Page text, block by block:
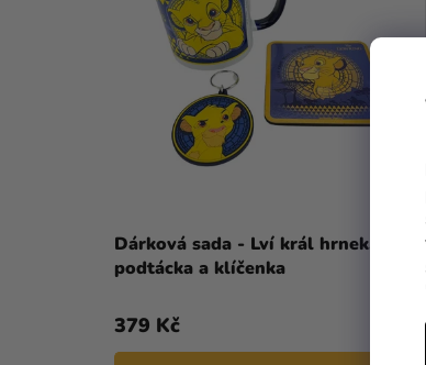
Dárková sada - Lví král hrnek,
podtácka a klíčenka
379 Kč